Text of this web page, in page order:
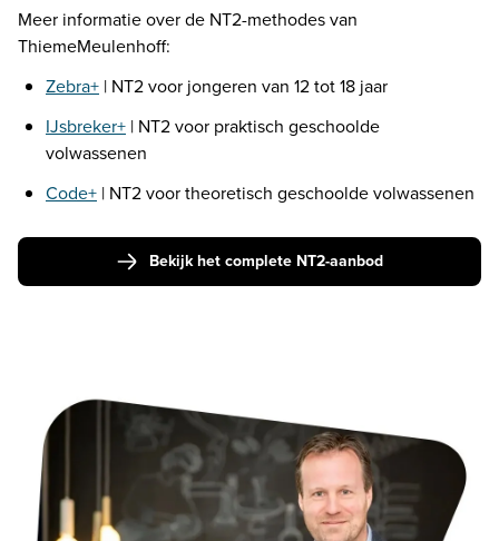
Meer informatie over de NT2-methodes van
ThiemeMeulenhoff:
Zebra+ | NT2 voor jongeren van 12 tot 18 jaar
IJsbreker+ | NT2 voor praktisch geschoolde
volwassenen
Code+ | NT2 voor theoretisch geschoolde volwassenen
Bekijk het complete NT2-aanbod